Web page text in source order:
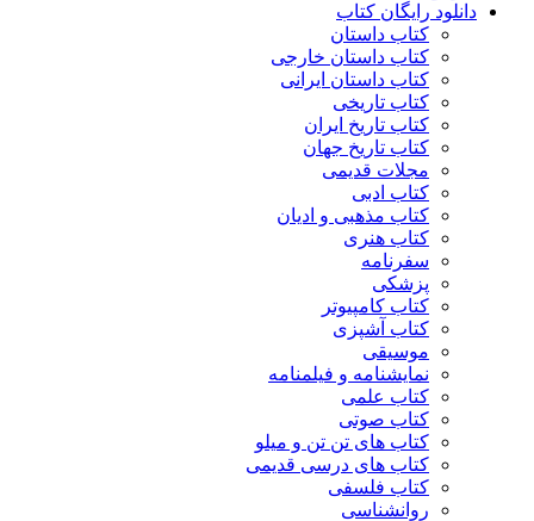
دانلود رایگان کتاب
کتاب داستان
کتاب داستان خارجی
کتاب داستان ایرانی
کتاب تاریخی
کتاب تاریخ ایران
کتاب تاریخ جهان
مجلات قدیمی
کتاب ادبی
کتاب مذهبی و ادیان
کتاب هنری
سفرنامه
پزشکی
کتاب کامپیوتر
کتاب آشپزی
موسیقی
نمایشنامه و فیلمنامه
کتاب علمی
کتاب صوتی
کتاب های تن تن و میلو
کتاب های درسی قدیمی
کتاب فلسفی
روانشناسی